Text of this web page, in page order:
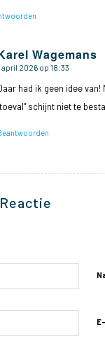
Wagemans
zegt:
april 2026 op 18:33
had ik geen idee van!
schijnt niet te